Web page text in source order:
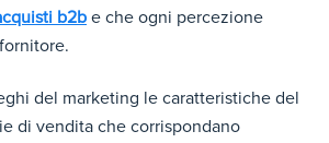
b2be che ogni percezione
del marketing le caratteristiche del
di vendita che corrispondano